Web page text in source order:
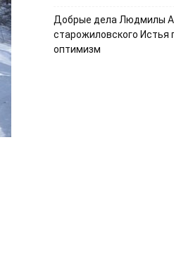
Добрые дела Людмилы
старожиловского Истья
оптимизм